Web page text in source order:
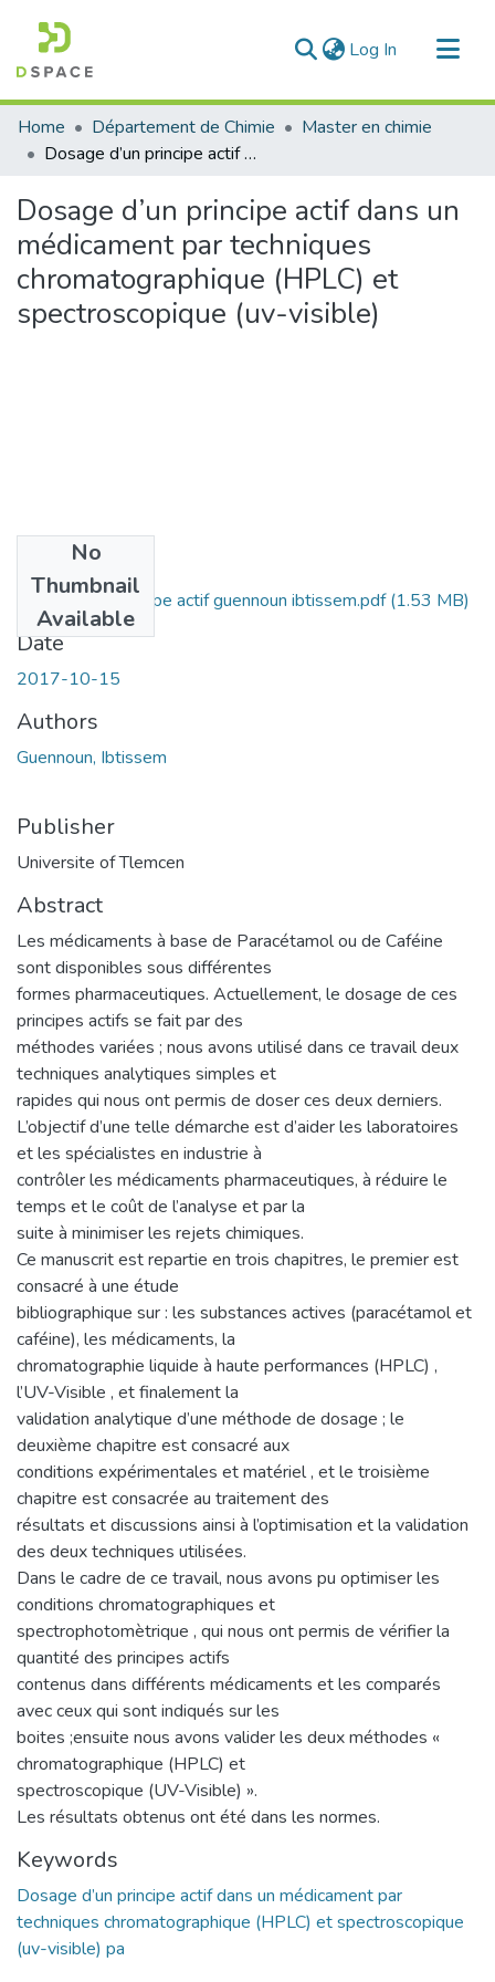
Log In (current)
Communities & Collections
All of DSpace
Home Département de Chimie
Master en chimie
Dosage d’un principe actif dans un médicament par techniques chromatographique (HPLC) et spectroscopique (uv-visible)
Dosage d’un principe actif dans un
médicament par techniques
chromatographique (HPLC) et
spectroscopique (uv-visible)
No
Thumbnail
Available
dosage d'un principe actif guennoun ibtissem.pdf(1.53 MB)
Date
2017-10-15
Authors
Guennoun, Ibtissem
Publisher
Universite of Tlemcen
Abstract
Les médicaments à base de Paracétamol ou de Caféine
sont disponibles sous différentes
formes pharmaceutiques. Actuellement, le dosage de ces
principes actifs se fait par des
méthodes variées ; nous avons utilisé dans ce travail deux
techniques analytiques simples et
rapides qui nous ont permis de doser ces deux derniers.
L’objectif d’une telle démarche est d’aider les laboratoires
et les spécialistes en industrie à
contrôler les médicaments pharmaceutiques, à réduire le
temps et le coût de l’analyse et par la
suite à minimiser les rejets chimiques.
Ce manuscrit est repartie en trois chapitres, le premier est
consacré à une étude
bibliographique sur : les substances actives (paracétamol et
caféine), les médicaments, la
chromatographie liquide à haute performances (HPLC) ,
l’UV-Visible , et finalement la
validation analytique d’une méthode de dosage ; le
deuxième chapitre est consacré aux
conditions expérimentales et matériel , et le troisième
chapitre est consacrée au traitement des
résultats et discussions ainsi à l’optimisation et la validation
des deux techniques utilisées.
Dans le cadre de ce travail, nous avons pu optimiser les
conditions chromatographiques et
spectrophotomètrique , qui nous ont permis de vérifier la
quantité des principes actifs
contenus dans différents médicaments et les comparés
avec ceux qui sont indiqués sur les
boites ;ensuite nous avons valider les deux méthodes «
chromatographique (HPLC) et
spectroscopique (UV-Visible) ».
Les résultats obtenus ont été dans les normes.
Keywords
Dosage d’un principe actif dans un médicament par
techniques chromatographique (HPLC) et spectroscopique
(uv-visible) pa